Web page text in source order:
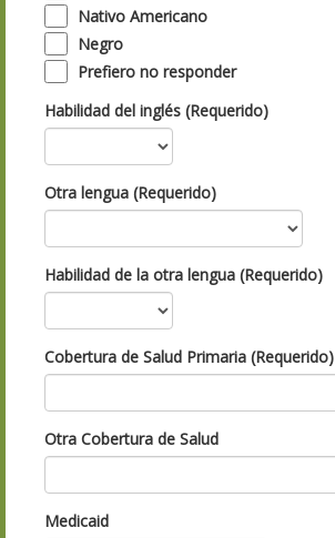
Nativo Americano
Negro
Prefiero no responder
Habilidad del inglés (Requerido)
Otra lengua (Requerido)
Habilidad de la otra lengua (Requerido)
Cobertura de Salud Primaria (Requerido)
Otra Cobertura de Salud
Medicaid